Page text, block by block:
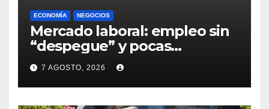
ECONOMÍA NEGOCIOS
Mercado laboral: empleo sin
“despegue” y pocas
expectativas empresariales
sobre aumento de personal
7 AGOSTO, 2026